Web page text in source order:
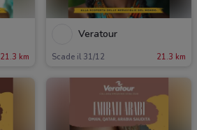
21.3 km
Veratour
Scade il 31/12 21.3 km